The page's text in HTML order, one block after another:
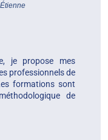
je propose mes
professionnels de
formations sont
de